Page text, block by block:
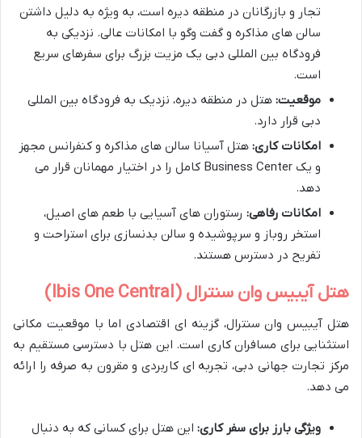
تجار و بازرگانان در منطقه دیره است، به ویژه به دلیل داشتن
سالن های مذاکره و گفت وگو با امکانات عالی. نزدیکی به
فرودگاه بین المللی دبی یک مزیت بزرگ برای سفرهای سریع
است.
موقعیت: هتل در منطقه دیره، نزدیک به فرودگاه بین المللی
دبی قرار دارد.
امکانات کاری: هتل آسیانا سالن های مذاکره و کنفرانس مجهز
و یک Business Center کامل را در اختیار مهمانان قرار می
دهد.
امکانات رفاهی: رستوران های آسیایی با طعم های اصیل،
استخر روباز و سرپوشیده و سالن بدنسازی برای استراحت و
تفریح در دسترس هستند.
هتل آیبیس وان سنترال (Ibis One Central)
هتل آیبیس وان سنترال، گزینه ای اقتصادی اما با موقعیت مکانی
استثنایی برای مسافران کاری است. این هتل با دسترسی مستقیم به
مرکز تجارت جهانی دبی، تجربه ای کاربردی و مقرون به صرفه را ارائه
می دهد.
ویژگی بارز برای سفر کاری: این هتل برای کسانی که به دنبال